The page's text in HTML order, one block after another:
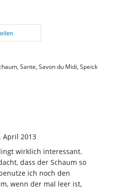
, Sante, Savon du Midi, Speick
April 2013
wirklich interessant.
dass der Schaum so
ich noch den
wenn der mal leer ist,